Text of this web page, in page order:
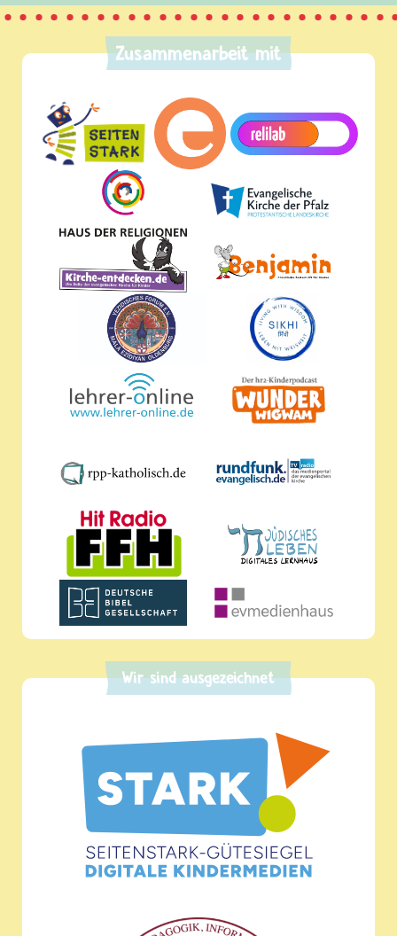
Zusammenarbeit mit
Wir sind ausgezeichnet